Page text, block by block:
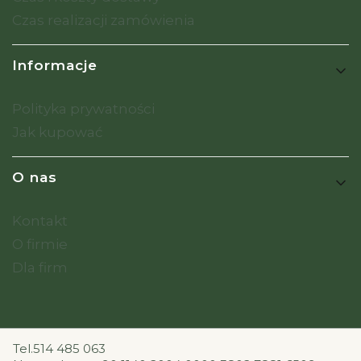
Czas realizacji zamówienia
Informacje
Polityka prywatności
Jak kupować
O nas
Kontakt
O firmie
Dla firm
Tel.514 485 063